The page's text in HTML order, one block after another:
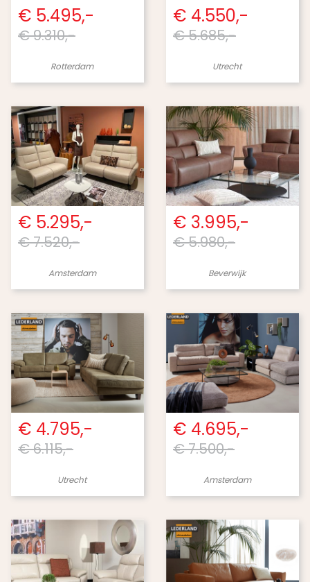
€ 5.495,-
€ 9.310,-
Rotterdam
€ 4.550,-
€ 5.685,-
Utrecht
€ 5.295,-
€ 7.520,-
Amsterdam
€ 3.995,-
€ 5.980,-
Beverwijk
€ 4.795,-
€ 6.115,-
Utrecht
€ 4.695,-
€ 7.500,-
Amsterdam